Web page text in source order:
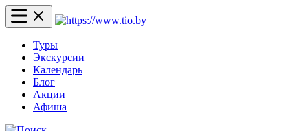
Туры
Экскурсии
Календарь
Блог
Акции
Афиша